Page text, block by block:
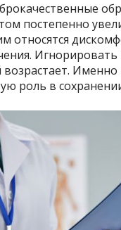
постепенно
относятся
Игнорировать
роль в